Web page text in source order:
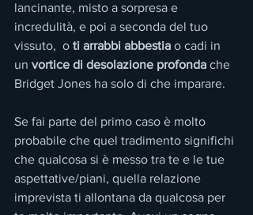
lancinante, misto a sorpresa e
incredulità, e poi a seconda del tuo
vissuto,  o ti arrabbi abbestia o cadi in
un vortice di desolazione profonda che
Bridget Jones ha solo di che imparare.
Se fai parte del primo caso è molto
probabile che quel tradimento significhi
che qualcosa si è messo tra te e le tue
aspettative/piani, quella relazione
imprevista ti allontana da qualcosa per